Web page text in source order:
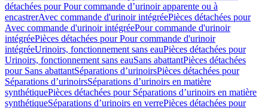
détachées pour Pour commande d’urinoir apparente ou à
encastrerAvec commande d'urinoir intégréePièces détachées pour
Avec commande d'urinoir intégréePour commande d'urinoir
intégréePièces détachées pour Pour commande d'urinoir
intégréeUrinoirs, fonctionnement sans eauPièces détachées pour
Urinoirs, fonctionnement sans eauSans abattantPièces détachées
pour Sans abattantSéparations d’urinoirsPièces détachées pour
Séparations d’urinoirsSéparations d’urinoirs en matière
synthétiquePièces détachées pour Séparations d’urinoirs en matière
synthétiqueSéparations d’urinoirs en verrePièces détachées pour